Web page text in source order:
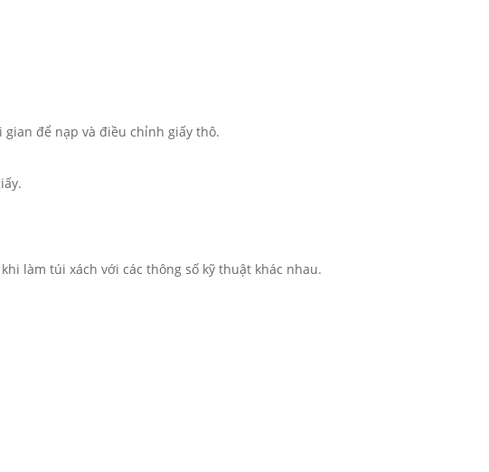
để nạp và điều chỉnh giấy thô.
làm túi xách với các thông số kỹ thuật khác nhau.